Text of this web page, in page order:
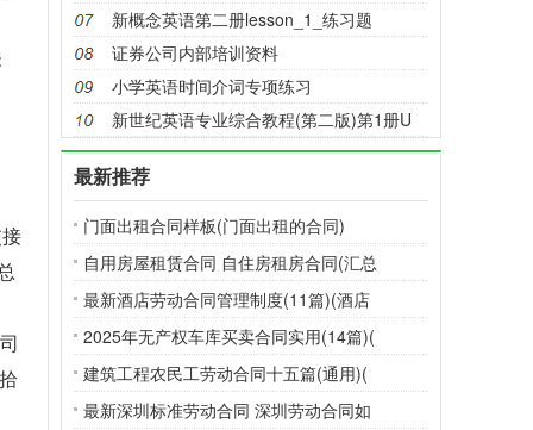
新概念英语第二册lesson_1_练习题
证券公司内部培训资料
小学英语时间介词专项练习
新世纪英语专业综合教程(第二版)第1册U
最新推荐
门面出租合同样板(门面出租的合同)
自用房屋租赁合同 自住房租房合同(汇总
最新酒店劳动合同管理制度(11篇)(酒店
2025年无产权车库买卖合同实用(14篇)(
建筑工程农民工劳动合同十五篇(通用)(
最新深圳标准劳动合同 深圳劳动合同如